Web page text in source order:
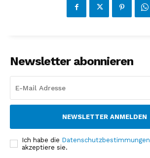
Newsletter abonnieren
NEWSLETTER ANMELDEN
Ich habe die Datenschutzbestimmungen
akzeptiere sie.